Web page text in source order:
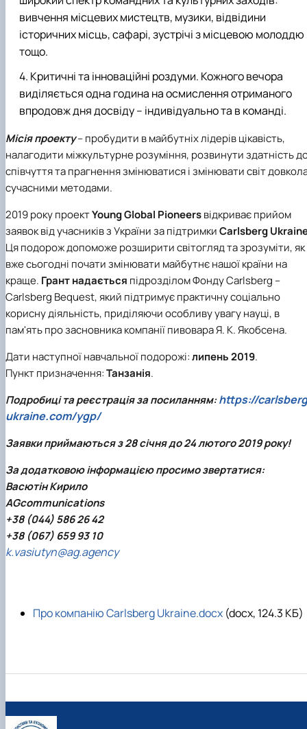
вивчення місцевих мистецтв, музики, відвідини
історичних місць, сафарі, зустрічі з місцевою молоддю
тощо.
Критичні та інноваційні роздуми. Кожного вечора
виділяється одна година на осмислення отриманого
впродовж дня досвіду – індивідуально та в команді.
Місія проекту– пробудити в майбутніх лідерів цікавість,
налагодити міжкультурне розуміння, розвинути здатність
співчуття та прагнення змінюватися і змінювати світ
сучасними методами.
2019 року проектYoung Global Pioneersвідкриває прийом
заявок від учасників з України за підтримкиCarlsberg
Ця подорож допоможе розширити світогляд та зрозуміти, як
вже сьогодні почати змінювати майбутнє нашої країни на
краще. Грантнадається підрозділом Фонду Carlsberg –
Carlsberg Bequest, який підтримує практичну соціально
корисну діяльність, приділяючи особливу увагу науці, в
пам'ять про засновника компанії пивовара Я. К. Якобсена.
Дати наступної навчальної подорожі:липень 2019.
Пункт призначення:Танзанія.
Подробиці та реєстрація за посиланням:https://carlsberg
ukraine.com/ygp/
Заявки приймаються з 28 січня до 24 лютого 2019 року!
За додатковою інформацією просимо звертатися:
Васютін Кирило
AGcommunications
+38 (044) 586 26 42
+38 (067) 659 93 10
k.vasiutyn@ag.agency
Про компанію Carlsberg Ukraine.docx (docx, 124.3 КБ)